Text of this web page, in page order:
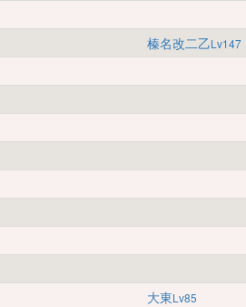
榛名改二乙Lv147
大東Lv85